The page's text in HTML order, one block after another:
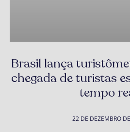
Brasil lança
chegada de turistas
tempo
22 DE DEZEMBRO